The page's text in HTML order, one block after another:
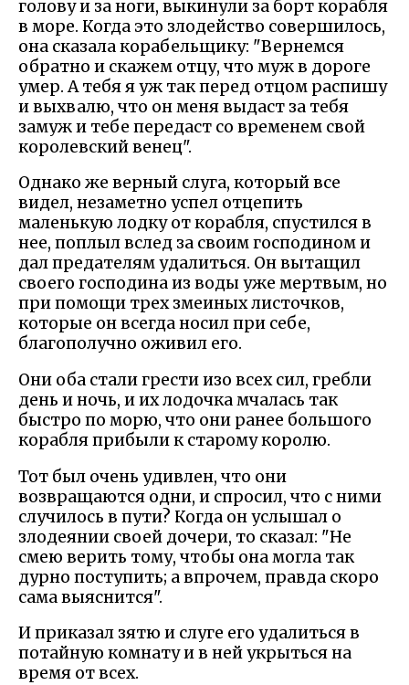
голову и за ноги, выкинули за борт корабля
в море. Когда это злодейство совершилось,
она сказала корабельщику: "Вернемся
обратно и скажем отцу, что муж в дороге
умер. А тебя я уж так перед отцом распишу
и выхвалю, что он меня выдаст за тебя
замуж и тебе передаст со временем свой
королевский венец".
Однако же верный слуга, который все
видел, незаметно успел отцепить
маленькую лодку от корабля, спустился в
нее, поплыл вслед за своим господином и
дал предателям удалиться. Он вытащил
своего господина из воды уже мертвым, но
при помощи трех змеиных листочков,
которые он всегда носил при себе,
благополучно оживил его.
Они оба стали грести изо всех сил, гребли
день и ночь, и их лодочка мчалась так
быстро по морю, что они ранее большого
корабля прибыли к старому королю.
Тот был очень удивлен, что они
возвращаются одни, и спросил, что с ними
случилось в пути? Когда он услышал о
злодеянии своей дочери, то сказал: "Не
смею верить тому, чтобы она могла так
дурно поступить; а впрочем, правда скоро
сама выяснится".
И приказал зятю и слуге его удалиться в
потайную комнату и в ней укрыться на
время от всех.